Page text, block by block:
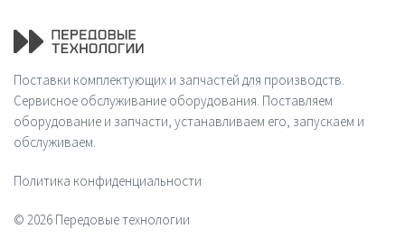
Поставки комплектующих и запчастей для производств.
Сервисное обслуживание оборудования. Поставляем
оборудование и запчасти, устанавливаем его, запускаем и
обслуживаем.
Политика конфиденциальности
© 2026 Передовые технологии